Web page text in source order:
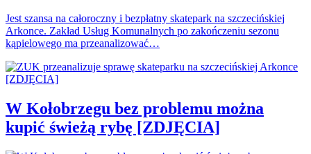
Jest szansa na całoroczny i bezpłatny skatepark na szczecińskiej
Arkonce. Zakład Usług Komunalnych po zakończeniu sezonu
kąpielowego ma przeanalizować…
W Kołobrzegu bez problemu można
kupić świeżą rybę [ZDJĘCIA]